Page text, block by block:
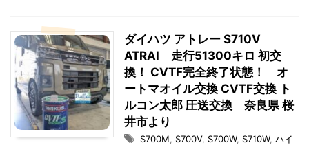
ダイハツ アトレー S710V
ATRAI 走行51300キロ 初交
換！ CVTF完全終了状態！ オ
ートマオイル交換 CVTF交換 ト
ルコン太郎 圧送交換 奈良県 桜
井市より
S700M S700V, S700W, S710W, ハイ